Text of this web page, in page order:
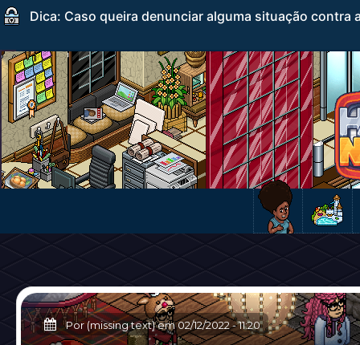
Dica: Caso queira denunciar alguma situação
Por (missing text) em02/12/2022-11:20